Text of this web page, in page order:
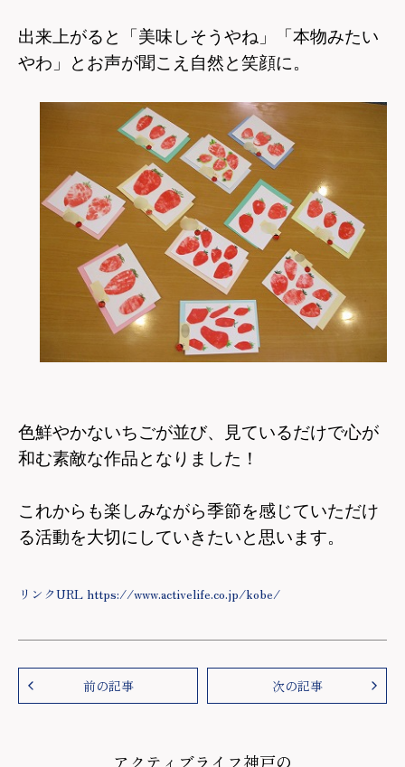
出来上がると「美味しそうやね」「本物みたい
やわ」とお声が聞こえ自然と笑顔に。
色鮮やかないちごが並び、見ているだけで心が
和む素敵な作品となりました！
これからも楽しみながら季節を感じていただけ
る活動を大切にしていきたいと思います。
リンクURL https://www.activelife.co.jp/kobe/
前の記事 次の記事